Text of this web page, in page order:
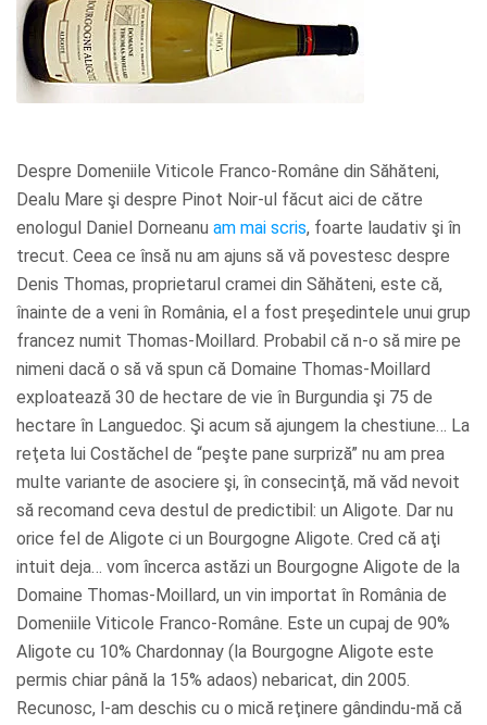
Despre Domeniile Viticole Franco-Române din Săhăteni,
Dealu Mare şi despre Pinot Noir-ul făcut aici de către
enologul Daniel Dorneanu am mai scris, foarte laudativ şi în
trecut. Ceea ce însă nu am ajuns să vă povestesc despre
Denis Thomas, proprietarul cramei din Săhăteni, este că,
înainte de a veni în România, el a fost preşedintele unui grup
francez numit Thomas-Moillard. Probabil că n-o să mire pe
nimeni dacă o să vă spun că Domaine Thomas-Moillard
exploatează 30 de hectare de vie în Burgundia şi 75 de
hectare în Languedoc. Şi acum să ajungem la chestiune… La
reţeta lui Costăchel de “peşte pane surpriză” nu am prea
multe variante de asociere şi, în consecinţă, mă văd nevoit
să recomand ceva destul de predictibil: un Aligote. Dar nu
orice fel de Aligote ci un Bourgogne Aligote. Cred că aţi
intuit deja… vom încerca astăzi un Bourgogne Aligote de la
Domaine Thomas-Moillard, un vin importat în România de
Domeniile Viticole Franco-Române. Este un cupaj de 90%
Aligote cu 10% Chardonnay (la Bourgogne Aligote este
permis chiar până la 15% adaos) nebaricat, din 2005.
Recunosc, l-am deschis cu o mică reţinere gândindu-mă că